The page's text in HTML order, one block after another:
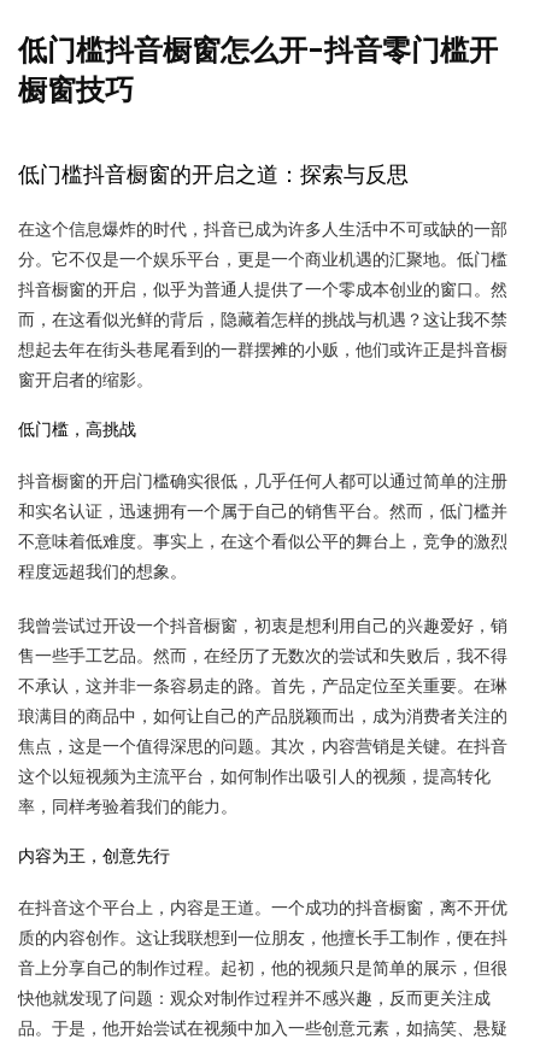
低门槛抖音橱窗怎么开-抖音零门槛开
橱窗技巧
低门槛抖音橱窗的开启之道：探索与反思
在这个信息爆炸的时代，抖音已成为许多人生活中不可或缺的一部
分。它不仅是一个娱乐平台，更是一个商业机遇的汇聚地。低门槛
抖音橱窗的开启，似乎为普通人提供了一个零成本创业的窗口。然
而，在这看似光鲜的背后，隐藏着怎样的挑战与机遇？这让我不禁
想起去年在街头巷尾看到的一群摆摊的小贩，他们或许正是抖音橱
窗开启者的缩影。
低门槛，高挑战
抖音橱窗的开启门槛确实很低，几乎任何人都可以通过简单的注册
和实名认证，迅速拥有一个属于自己的销售平台。然而，低门槛并
不意味着低难度。事实上，在这个看似公平的舞台上，竞争的激烈
程度远超我们的想象。
我曾尝试过开设一个抖音橱窗，初衷是想利用自己的兴趣爱好，销
售一些手工艺品。然而，在经历了无数次的尝试和失败后，我不得
不承认，这并非一条容易走的路。首先，产品定位至关重要。在琳
琅满目的商品中，如何让自己的产品脱颖而出，成为消费者关注的
焦点，这是一个值得深思的问题。其次，内容营销是关键。在抖音
这个以短视频为主流平台，如何制作出吸引人的视频，提高转化
率，同样考验着我们的能力。
内容为王，创意先行
在抖音这个平台上，内容是王道。一个成功的抖音橱窗，离不开优
质的内容创作。这让我联想到一位朋友，他擅长手工制作，便在抖
音上分享自己的制作过程。起初，他的视频只是简单的展示，但很
快他就发现了问题：观众对制作过程并不感兴趣，反而更关注成
品。于是，他开始尝试在视频中加入一些创意元素，如搞笑、悬疑